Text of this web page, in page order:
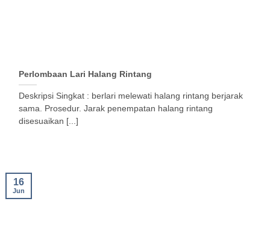
Perlombaan Lari Halang Rintang
Deskripsi Singkat : berlari melewati halang rintang berjarak
sama. Prosedur. Jarak penempatan halang rintang
disesuaikan [...]
16
Jun